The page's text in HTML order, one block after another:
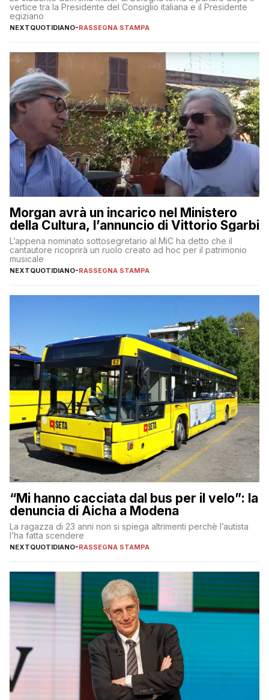
vertice tra la Presidente del Consiglio italiana e il Presidente
egiziano
NEXTQUOTIDIANO-RASSEGNA STAMPA
Morgan avrà un incarico nel Ministero
della Cultura, l’annuncio di Vittorio Sgarbi
L’appena nominato sottosegretario al MiC ha detto che il
cantautore ricoprirà un ruolo creato ad hoc per il patrimonio
musicale
NEXTQUOTIDIANO-RASSEGNA STAMPA
“Mi hanno cacciata dal bus per il velo”: la
denuncia di Aicha a Modena
La ragazza di 23 anni non si spiega altrimenti perchè l’autista
l’ha fatta scendere
NEXTQUOTIDIANO-RASSEGNA STAMPA